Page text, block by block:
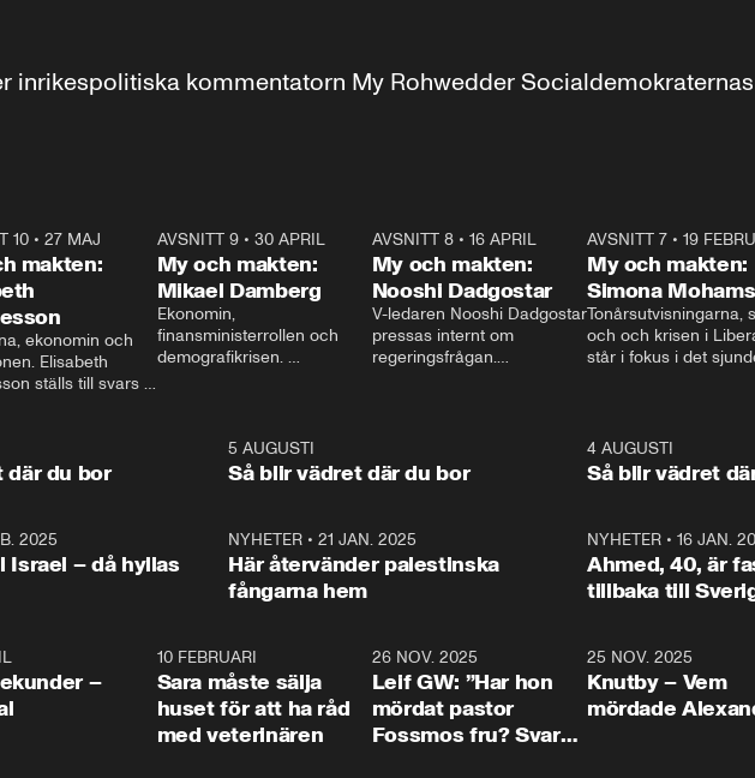
inrikespolitiska kommentatorn My Rohwedder
10 •27 MAJ
makten:
ekonomin och
Elisabeth
ställs till svars
AVSNITT 9• 30 APRIL
My och makten:
Mikael Damberg
Ekonomin,
finansministerrollen och
demografikrisen.
och Makten.
AVSNITT 8• 16 APRIL
My och makten:
Nooshi Dadgostar
V-ledaren Nooshi Dadgostar
pressas internt om
regeringsfrågan.
– Vi ställer upp i val. Ska vi
vara med så sitter vi förstås
AVSNITT 7• 19
My och makten:
Simona
Tonårsutvisningarna,
och och krisen i
står i fokus i det
kommentator My
Rohwedder ställer
utbildnings- och
Mohamsson till svars.
1:06
där du bor
5 AUGUSTI
Så blir vädret där du bor
4 AUGUSTI
Så blir vädret
2025
Israel – då hyllas
NYHETER •21 JAN. 2025
Här återvänder palestinska
fångarna hem
NYHETER• 16 JAN.
Ahmed, 40, är
tillbaka till
–
10 FEBRUARI
Sara måste sälja
huset för att ha råd
med veterinären
26 NOV. 2025
Leif GW: ”Har hon
mördat pastor
Fossmos fru? Svar
25 NOV. 2025
Knutby – Vem
mördade